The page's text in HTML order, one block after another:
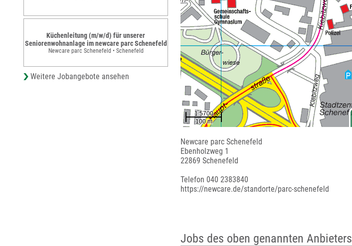
Newcare parc Schenefeld
Ebenholzweg 1
22869 Schenefeld
Telefon 040 2383840
https://newcare.de/standorte/parc-schenefeld
Jobs des oben genannten Anbieters
Küchenleitung (m/w/d) für unserer
Seniorenwohnanlage im newcare parc Schenefeld
Newcare parc Schenefeld • Schenefeld
Weitere Jobangebote ansehen